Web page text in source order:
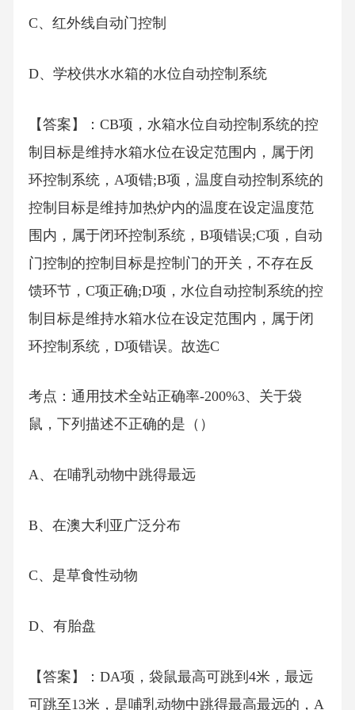
C、红外线自动门控制
D、学校供水水箱的水位自动控制系统
【答案】：CB项，水箱水位自动控制系统的控
制目标是维持水箱水位在设定范围内，属于闭
环控制系统，A项错;B项，温度自动控制系统的
控制目标是维持加热炉内的温度在设定温度范
围内，属于闭环控制系统，B项错误;C项，自动
门控制的控制目标是控制门的开关，不存在反
馈环节，C项正确;D项，水位自动控制系统的控
制目标是维持水箱水位在设定范围内，属于闭
环控制系统，D项错误。故选C
考点：通用技术全站正确率-200%3、关于袋
鼠，下列描述不正确的是（）
A、在哺乳动物中跳得最远
B、在澳大利亚广泛分布
C、是草食性动物
D、有胎盘
【答案】：DA项，袋鼠最高可跳到4米，最远
可跳至13米，是哺乳动物中跳得最高最远的，A